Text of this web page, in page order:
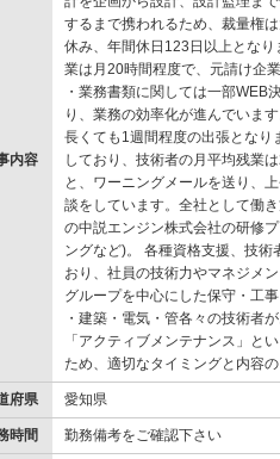
内容
するまで携われるため、裁量権
休み、年間休日123日以上とな
業は月20時間程度で、元請け企
・業務書類に関しては一部WEB
り、業務の効率化が進んでいま
長くても1週間程度の出張とな
しており、技術者の月平均残業
と、ワーニングメールを送り、
談をしています。全社として働
の中説エンジン株式会社の研修
ングなど)。 各種資格支援、技
おり、社員の技術力やマネジメ
グループを中心にした保守・工
・建築・電気・管各々の技術者
「アクティブメンテナンス」と
ため、適切なタイミングと内容
府県 愛知県
時間 勤務備考をご確認下さい